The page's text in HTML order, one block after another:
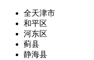
全天津市
和平区
河东区
蓟县
静海县